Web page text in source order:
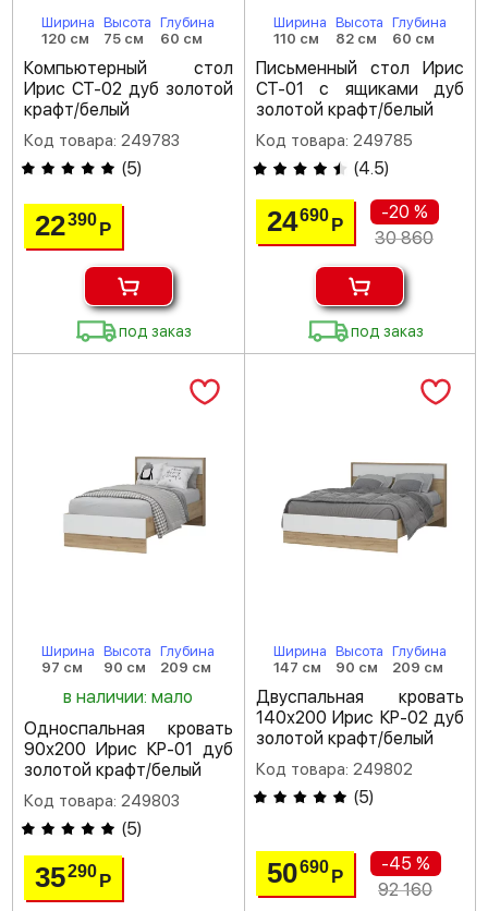
Ширина
120 см
Высота
75 см
Глубина
60 см
Компьютерный стол
Ирис СТ-02 дуб золотой
крафт/белый
Код товара: 249783
(5)
22390 Р
под заказ
Ширина
110 см
Высота
82 см
Глубина
60 см
Письменный стол Ирис
СТ-01 с ящиками дуб
золотой крафт/белый
Код товара: 249785
(4.5)
24690 Р
-20 %
30 860
под заказ
Ширина
97 см
Высота
90 см
Глубина
209 см
в наличии: мало
Односпальная кровать
90х200 Ирис КР-01 дуб
золотой крафт/белый
Код товара: 249803
(5)
35290 Р
Ширина
147 см
Высота
90 см
Глубина
209 см
Двуспальная кровать
140х200 Ирис КР-02 дуб
золотой крафт/белый
Код товара: 249802
(5)
50690 Р
-45 %
92 160